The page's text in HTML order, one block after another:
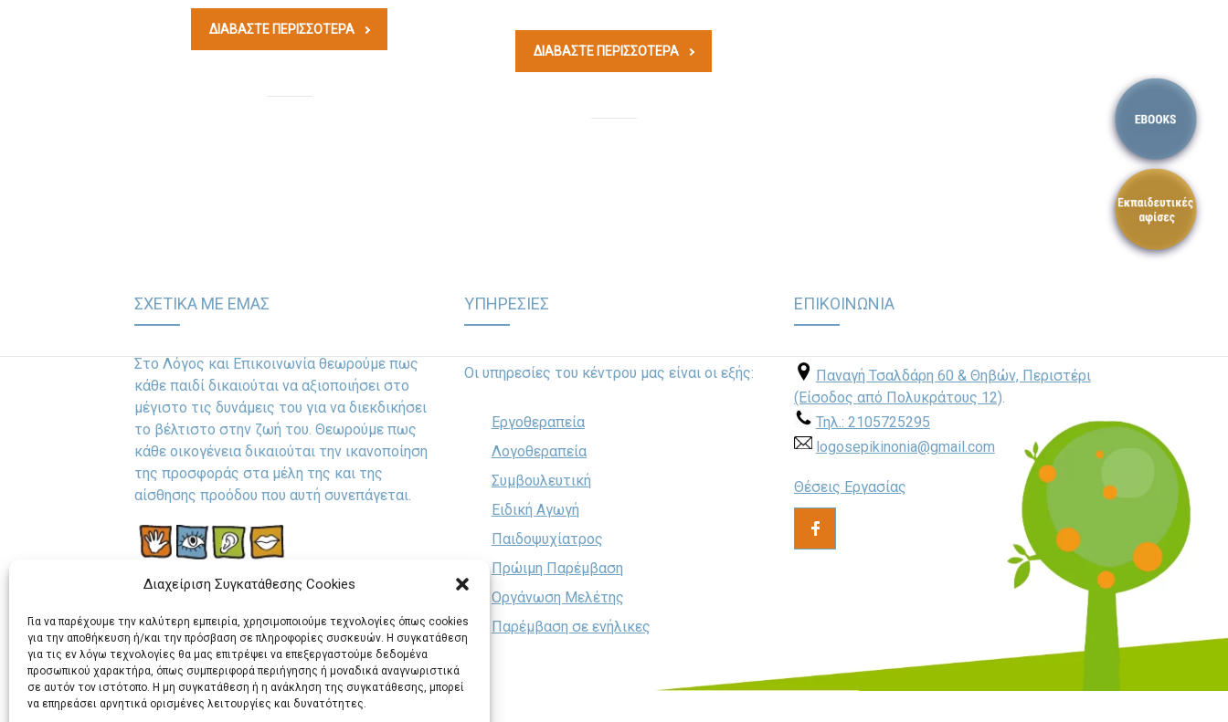
Διαχείριση Συγκατάθεσης Cookies
Για να παρέχουμε την καλύτερη εμπειρία, χρησιμοποιούμε τεχνολογίες όπως cookies
για την αποθήκευση ή/και την πρόσβαση σε πληροφορίες συσκευών. Η συγκατάθεση
για τις εν λόγω τεχνολογίες θα μας επιτρέψει να επεξεργαστούμε δεδομένα
προσωπικού χαρακτήρα, όπως συμπεριφορά περιήγησης ή μοναδικά αναγνωριστικά
σε αυτόν τον ιστότοπο. Η μη συγκατάθεση ή η ανάκληση της συγκατάθεσης, μπορεί
να επηρεάσει αρνητικά ορισμένες λειτουργίες και δυνατότητες.
ΔΙΑΒΆΣΤΕ ΠΕΡΙΣΣΟΤΕΡΑ
ΔΙΑΒΆΣΤΕ ΠΕΡΙΣΣΟΤΕΡΑ
ΣΧΕΤΙΚΑ ΜΕ ΕΜΑΣ
Στο Λόγος και Επικοινωνία θεωρούμε πως
κάθε παιδί δικαιούται να αξιοποιήσει στο
μέγιστο τις δυνάμεις του για να διεκδικήσει
το βέλτιστο στην ζωή του. Θεωρούμε πως
κάθε οικογένεια δικαιούται την ικανοποίηση
της προσφοράς στα μέλη της και της
αίσθησης προόδου που αυτή συνεπάγεται.
ΥΠΗΡΕΣΙΕΣ
Οι υπηρεσίες του κέντρου μας είναι οι εξής:
Εργοθεραπεία
Λογοθεραπεία
Συμβουλευτική
Ειδική Αγωγή
Παιδοψυχίατρος
Πρώιμη Παρέμβαση
Οργάνωση Μελέτης
Παρέμβαση σε ενήλικες
ΕΠΙΚΟΙΝΩΝΙΑ
Παναγή Τσαλδάρη 60 & Θηβών, Περιστέρι
(Είσοδος από Πολυκράτους 12).
Τηλ.: 2105725295
logosepikinonia@gmail.com
Θέσεις Εργασίας